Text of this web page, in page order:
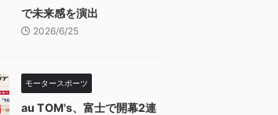
で未来感を演出
2026/6/25
モータースポーツ
au TOM's、富士で開幕2連